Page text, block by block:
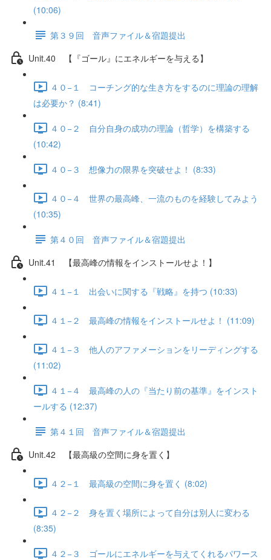
(10:06)
第３９回 音声ファイル＆宿題提出
Unit.40 【『ゴール』にエネルギーを与える】
４０−１ コーチング的な生き方をするのに理論の理解
は必要か？ (8:41)
４０−２ 自分自身の成功の理論（哲学）を構築する
(10:42)
４０−３ 想像力の限界を突破せよ！ (8:33)
４０−４ 世界の最高峰、一流のものを経験してみよう
(10:35)
第４０回 音声ファイル＆宿題提出
Unit.41 【最高峰の情報をインストールせよ！】
４１−１ 出会いに関する『戦略』を持つ (10:33)
４１−２ 最高峰の情報をインストールせよ！ (11:09)
４１−３ 他人のアファメーションをリーディングする
(11:02)
４１−４ 最高峰の人の『当たり前の基準』をインスト
ールする (12:37)
第４１回 音声ファイル＆宿題提出
Unit.42 【最高級の空間に身を置く】
４２−１ 最高級の空間に身を置く (8:02)
４２−２ 身を置く場所によって自分は別人に変わる
(8:35)
４２−３ ゴールにエネルギーを与えてくれるパワース